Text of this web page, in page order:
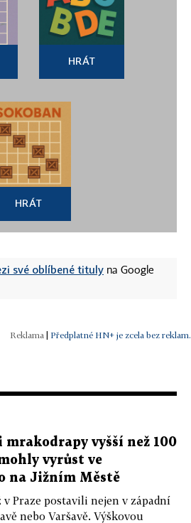
HRÁT
HRÁT
své oblíbené tituly na Google
| Předplatné HN+ je zcela bez reklam.
vyšší než 100
vyrůst ve
na Jižním Městě
Praze postavili nejen v západní
nebo Varšavě. Výškovou